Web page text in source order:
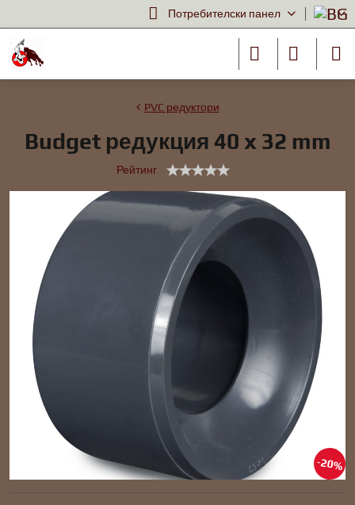
Потребителски панел
20%
PVC редуктори
Budget редукция 40 x 32 mm
Рейтинг